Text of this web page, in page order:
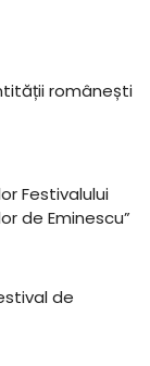
românești
Festivalului
de Eminescu”
de